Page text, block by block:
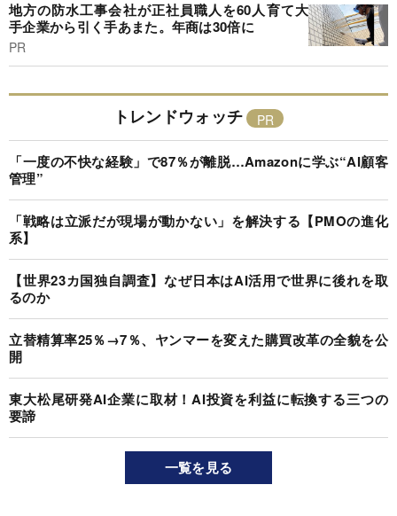
地方の防水工事会社が正社員職人を60人育て大
手企業から引く手あまた。年商は30倍に
PR
トレンドウォッチ
「一度の不快な経験」で87％が離脱…Amazonに学ぶ“AI顧客
管理”
「戦略は立派だが現場が動かない」を解決する【PMOの進化
系】
【世界23カ国独自調査】なぜ日本はAI活用で世界に後れを取
るのか
立替精算率25％→7％、ヤンマーを変えた購買改革の全貌を公
開
東大松尾研発AI企業に取材！AI投資を利益に転換する三つの
要諦
一覧を見る